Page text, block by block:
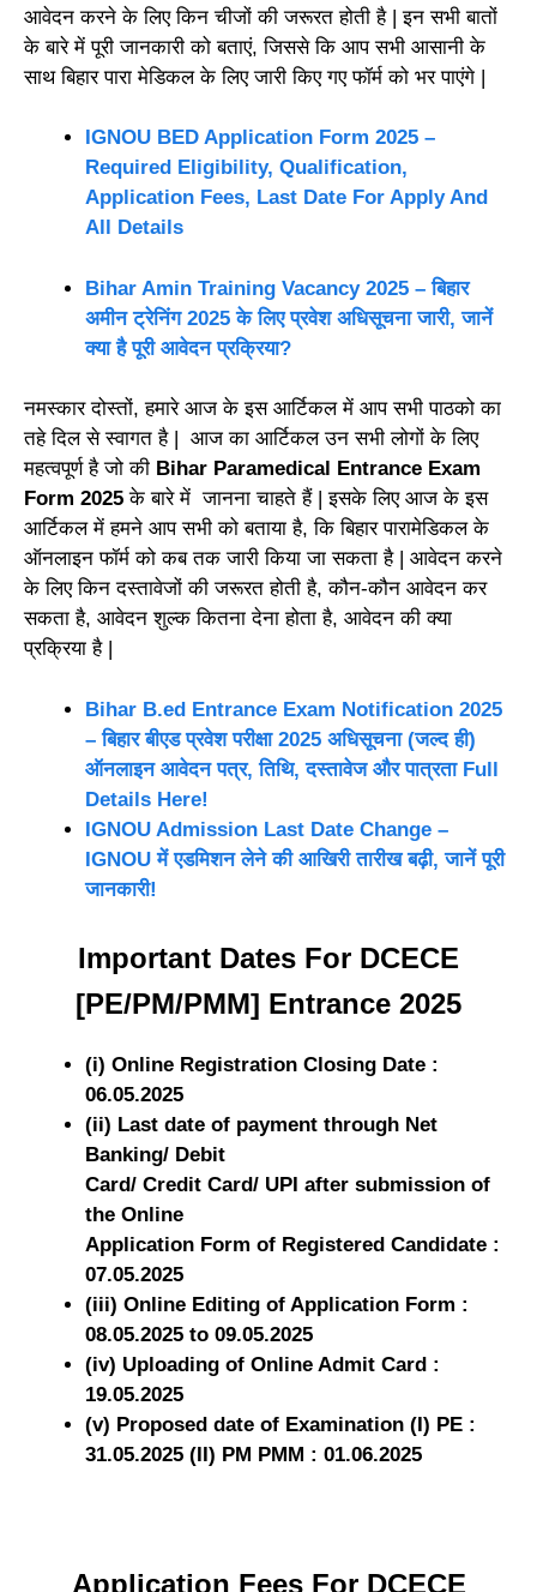
आवेदन करने के लिए किन चीजों की जरूरत होती है | इन सभी बातों
के बारे में पूरी जानकारी को बताएं, जिससे कि आप सभी आसानी के
साथ बिहार पारा मेडिकल के लिए जारी किए गए फॉर्म को भर पाएंगे |
IGNOU BED Application Form 2025 –
Required Eligibility, Qualification,
Application Fees, Last Date For Apply And
All Details
Bihar Amin Training Vacancy 2025 – बिहार
अमीन ट्रेनिंग 2025 के लिए प्रवेश अधिसूचना जारी, जानें
क्या है पूरी आवेदन प्रक्रिया?
नमस्कार दोस्तों, हमारे आज के इस आर्टिकल में आप सभी पाठको का
तहे दिल से स्वागत है | आज का आर्टिकल उन सभी लोगों के लिए
महत्वपूर्ण है जो की Bihar Paramedical Entrance Exam
Form 2025 के बारे में जानना चाहते हैं | इसके लिए आज के इस
आर्टिकल में हमने आप सभी को बताया है, कि बिहार पारामेडिकल के
ऑनलाइन फॉर्म को कब तक जारी किया जा सकता है | आवेदन करने
के लिए किन दस्तावेजों की जरूरत होती है, कौन-कौन आवेदन कर
सकता है, आवेदन शुल्क कितना देना होता है, आवेदन की क्या
प्रक्रिया है |
Bihar B.ed Entrance Exam Notification 2025
– बिहार बीएड प्रवेश परीक्षा 2025 अधिसूचना (जल्द ही)
ऑनलाइन आवेदन पत्र, तिथि, दस्तावेज और पात्रता Full
Details Here!
IGNOU Admission Last Date Change –
IGNOU में एडमिशन लेने की आखिरी तारीख बढ़ी, जानें पूरी
जानकारी!
Important Dates For DCECE
[PE/PM/PMM] Entrance 2025
(i) Online Registration Closing Date :
06.05.2025
(ii) Last date of payment through Net
Banking/ Debit
Card/ Credit Card/ UPI after submission of
the Online
Application Form of Registered Candidate :
07.05.2025
(iii) Online Editing of Application Form :
08.05.2025 to 09.05.2025
(iv) Uploading of Online Admit Card :
19.05.2025
(v) Proposed date of Examination (I) PE :
31.05.2025 (II) PM PMM : 01.06.2025
Application Fees For DCECE